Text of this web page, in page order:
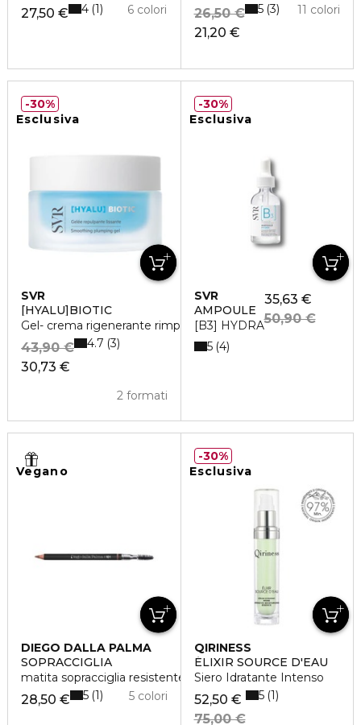
27,50 € 6 colori
4 1
21,20 €
26,50 € 11 colori
5 3
Esclusiva
SVR
[HYALU]BIOTIC
Gel- crema rigenerante rimpolpante
30,73 €
43,90 €
2 formati
4.7 3
30%
Esclusiva
SVR
AMPOULE
[B3] HYDRA
35,63 €
50,90 €
5 4
30%
Vegano
DIEGO DALLA PALMA
SOPRACCIGLIA
matita sopracciglia resistente all'acqua
28,50 € 5 colori
5 1
Esclusiva
QIRINESS
ÉLIXIR SOURCE D'EAU
Siero Idratante Intenso
52,50 €
75,00 €
5 1
30%